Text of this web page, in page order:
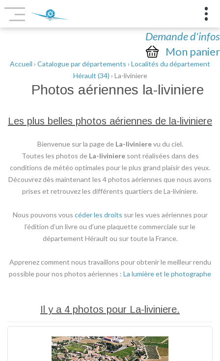
Demande d'infos
Mon panier
Accueil › Catalogue par départements › Localités du département
Hérault (34) › La-liviniere
Photos aériennes la-liviniere
Les plus belles photos aériennes de la-liviniere
Bienvenue sur la page de La-livinierevu du ciel.
Toutes les photos de La-livinieresont réalisées dans des
conditions de météo optimales pour le plus grand plaisir des yeux.
Découvrez dès maintenant les 4 photos aériennes que nous avons
prises et retrouvez les différents quartiers de La-liviniere.
Nous pouvons vous céder les droits sur les vues aériennes pour
l’édition d’un livre ou d’une plaquette commerciale sur le
département Hérault ou sur toute la France.
Apprenez comment nous travaillons pour obtenir le meilleur rendu
possible pour nos photos aériennes : La lumière et le photographe
Il y a 4 photos pour La-liviniere.